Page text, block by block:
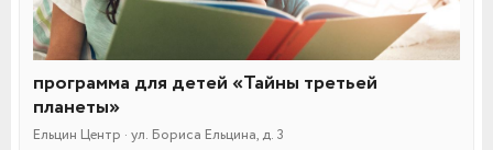
программа для детей «Тайны третьей
планеты»
Ельцин Центр · ул. Бориса Ельцина, д. 3